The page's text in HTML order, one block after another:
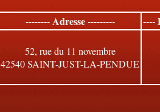
-------- Adresse --------- ----
52, rue du 11 novembre
42540 SAINT-JUST-LA-PENDUE